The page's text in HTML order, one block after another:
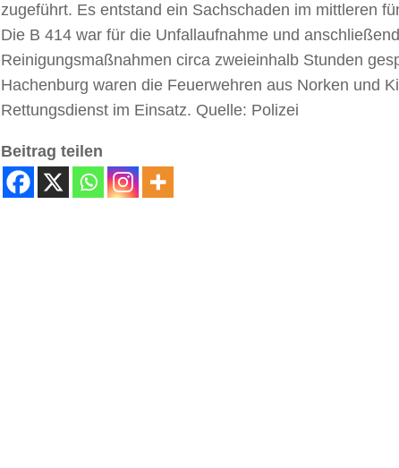
zugeführt. Es entstand ein Sachschaden im mittleren
Die B 414 war für die Unfallaufnahme und
Reinigungsmaßnahmen circa zweieinhalb Stunden
Hachenburg waren die Feuerwehren aus Norken und
Rettungsdienst im Einsatz. Quelle: Polizei
Beitrag teilen